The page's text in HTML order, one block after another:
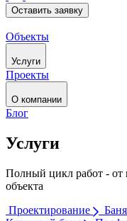
Оставить заявку
Объекты
Услуги
Проекты
О компании
Блог
Услуги
Полный цикл работ - от
объекта
Проектирование